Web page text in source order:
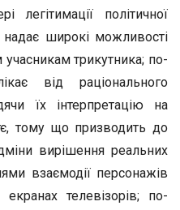
політичної
широкі можливості
учасникам трикутника; по-
від раціонального
їх інтерпретацію на
тому що призводить до
вирішення реальних
взаємодії персонажів
телевізорів; по-